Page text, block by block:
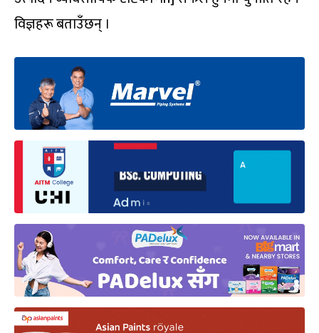
विज्ञहरू बताउँछन् ।